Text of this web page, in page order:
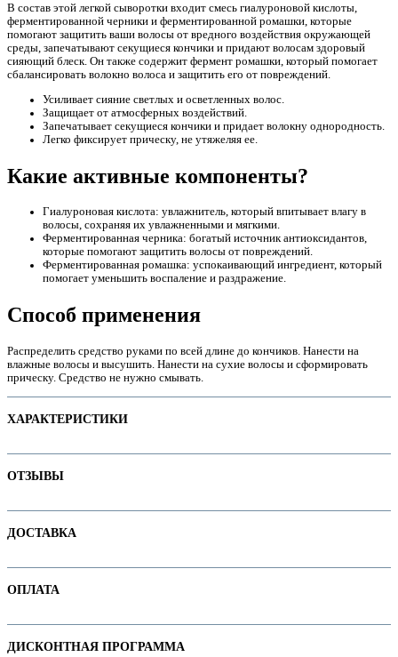
В состав этой легкой сыворотки входит смесь гиалуроновой кислоты,
ферментированной черники и ферментированной ромашки, которые
помогают защитить ваши волосы от вредного воздействия окружающей
среды, запечатывают секущиеся кончики и придают волосам здоровый
сияющий блеск. Он также содержит фермент ромашки, который помогает
сбалансировать волокно волоса и защитить его от повреждений.
Усиливает сияние светлых и осветленных волос.
Защищает от атмосферных воздействий.
Запечатывает секущиеся кончики и придает волокну однородность.
Легко фиксирует прическу, не утяжеляя ее.
Какие активные компоненты?
Гиалуроновая кислота: увлажнитель, который впитывает влагу в
волосы, сохраняя их увлажненными и мягкими.
Ферментированная черника: богатый источник антиоксидантов,
которые помогают защитить волосы от повреждений.
Ферментированная ромашка: успокаивающий ингредиент, который
помогает уменьшить воспаление и раздражение.
Способ применения
Распределить средство руками по всей длине до кончиков. Нанести на
влажные волосы и высушить. Нанести на сухие волосы и сформировать
прическу. Средство не нужно смывать.
ХАРАКТЕРИСТИКИ
Основная цена
54.75
Пол
Категория
ОТЗЫВЫ
ДОСТАВКА
В интернет-магазине доступны варианты доставки:
ОПЛАТА
Оплачивайте покупки удобным способом. В интернет-магазине доступны
ДИСКОНТНАЯ ПРОГРАММА